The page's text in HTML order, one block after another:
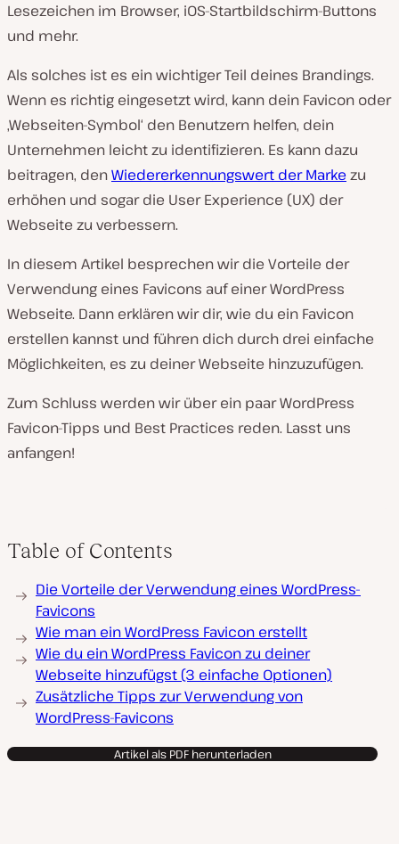
Lesezeichen im Browser, iOS-Startbildschirm-Buttons
und mehr.
Als solches ist es ein wichtiger Teil deines Brandings.
Wenn es richtig eingesetzt wird, kann dein Favicon oder
‚Webseiten-Symbol‘ den Benutzern helfen, dein
Unternehmen leicht zu identifizieren. Es kann dazu
beitragen, denWiedererkennungswert der Marke zu
erhöhen und sogar die User Experience (UX) der
Webseite zu verbessern.
In diesem Artikel besprechen wir die Vorteile der
Verwendung eines Favicons auf einer WordPress
Webseite. Dann erklären wir dir, wie du ein Favicon
erstellen kannst und führen dich durch drei einfache
Möglichkeiten, es zu deiner Webseite hinzuzufügen.
Zum Schluss werden wir über ein paar WordPress
Favicon-Tipps und Best Practices reden. Lasst uns
anfangen!
Table of Contents
Die Vorteile der Verwendung eines WordPress-
Favicons
Wie man ein WordPress Favicon erstellt
Wie du ein WordPress Favicon zu deiner
Webseite hinzufügst (3 einfache Optionen)
Zusätzliche Tipps zur Verwendung von
WordPress-Favicons
Artikel als PDF herunterladen